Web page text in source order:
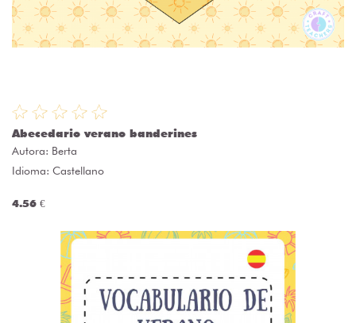
Abecedario verano banderines
Autora: Berta
Idioma: Castellano
4.56 €